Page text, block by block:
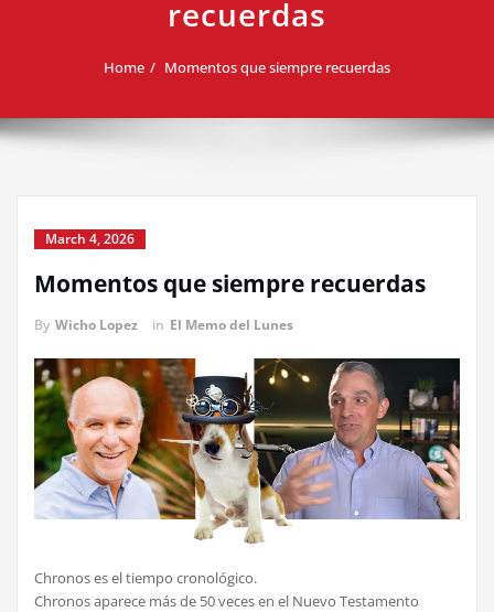
recuerdas
Home Momentos que siempre recuerdas
March 4, 2026
Momentos que siempre recuerdas
By Wicho Lopez in El Memo del Lunes
Chronos es el tiempo cronológico.
Chronos aparece más de 50 veces en el Nuevo Testamento